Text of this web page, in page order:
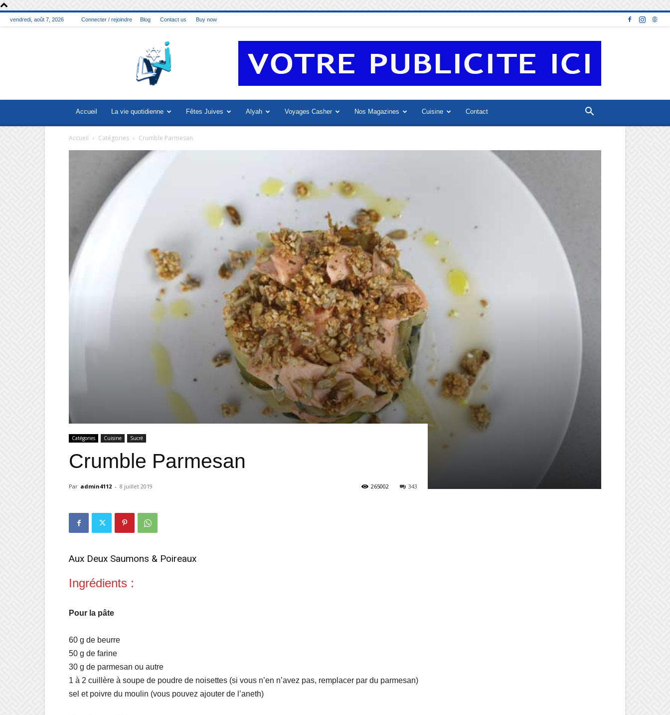
vendredi, août 7, 2026 Connecter / rejoindre Blog Contact us Buy now
La
vie
juive
Accueil La vie quotidienne Fêtes Juives Alyah Voyages Casher Nos Magazines Cuisine Contact
Accueil Catégories Crumble Parmesan
Catégories Cuisine Sucré
Crumble Parmesan
Par admin4112 - 8 juillet 2019 343
265002
Aux Deux Saumons & Poireaux
Ingrédients :
Pour la pâte
60 g de beurre
50 g de farine
30 g de parmesan ou autre
1 à 2 cuillère à soupe de poudre de noisettes (si vous n’en n’avez pas, remplacer par du parmesan)
sel et poivre du moulin (vous pouvez ajouter de l’aneth)